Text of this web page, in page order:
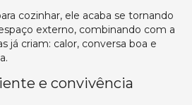
cozinhar, ele acaba se tornando
externo, combinando com a
já criam: calor, conversa boa e
e convivência